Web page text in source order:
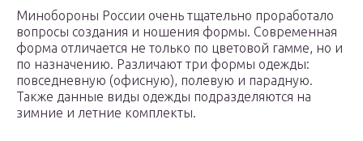
Минобороны России очень тщательно проработало
вопросы создания и ношения формы. Современная
форма отличается не только по цветовой гамме, но и
по назначению. Различают три формы одежды:
повседневную (офисную), полевую и парадную.
Также данные виды одежды подразделяются на
зимние и летние комплекты.